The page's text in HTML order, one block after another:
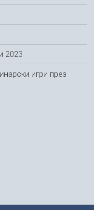
2023
игри през